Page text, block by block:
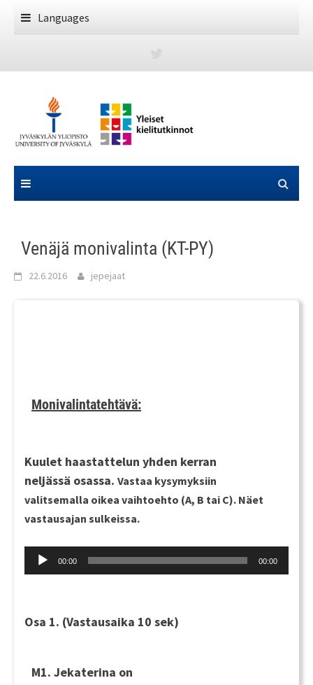
Languages
Venäjä monivalinta (KT-PY)
22.6.2016 jepejaat
Monivalintatehtävä:
Kuulet haastattelun yhden kerran
neljässä osassa. Vastaa kysymyksiin
valitsemalla oikea vaihtoehto (A, B tai C). Näet
vastausajan sulkeissa.
Audio
Player
00:00 00:00
Osa 1. (Vastausaika 10 sek)
M1. Jekaterina on